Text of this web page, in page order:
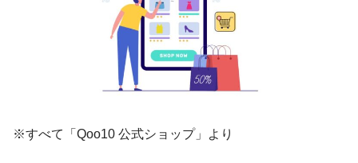
※すべて「Qoo10 公式ショップ」より